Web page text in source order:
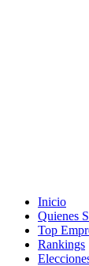
Inicio
Quienes
Top
Rankings